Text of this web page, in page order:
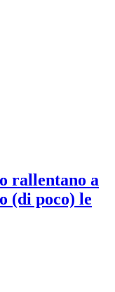
rallentano a
(di poco) le